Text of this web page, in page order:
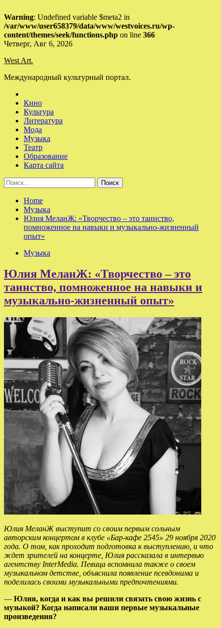
Warning: Undefined variable $meta2 in
/var/www/user658379/data/www/westvoices.ru/wp-
content/themes/seek/functions.php on line 366
Skip
content
Четверг, Авг 6, 2026
West Art.
Международный культурный портал.
Кино
Культура
Литература
Мода
Музыка
Театр
Образование
Карта сайта
Найти:
Home
Музыка
Юлия МеланЖ: «Творчество – это таинство,
помноженное на навыки и музыкально-жизненный
опыт»
Музыка
Юлия МеланЖ: «Творчество – это
таинство, помноженное на навыки и
музыкально-жизненный опыт»
Юлия МеланЖ выступит со своим первым сольным
авторским концертом в клубе «Бар-кафе 2545» 29 ноября 2020
года. О том, как проходит подготовка к выступлению, и что
ждет зрителей на концерте, Юлия рассказала в интервью
агентству InterMedia. Певица вспомнила также о своем
музыкальном детстве, объяснила появление псевдонима и
поделилась своими музыкальными предпочтениями.
— Юлия, когда и как вы решили связать свою жизнь с
музыкой? Когда написали ваши первые музыкальные
произведения?